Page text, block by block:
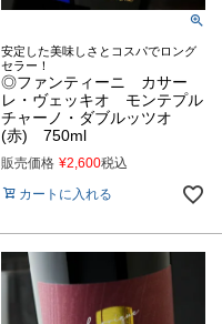
安定した美味しさとコスパでロング
セラー！
◎ファンティーニ カサー
レ・ヴェッキオ モンテプル
チャーノ・ダブルッツオ
(赤) 750ml
販売価格 ¥2,600税込
カートに入れる